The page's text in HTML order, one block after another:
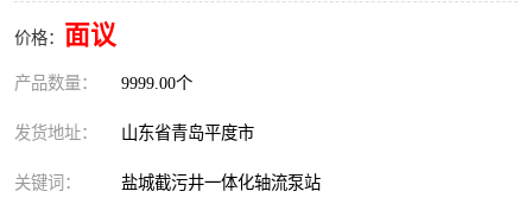
价格： 面议
产品数量： 9999.00个
发货地址： 山东省青岛平度市
关键词： 盐城截污井一体化轴流泵站
水平自清洗格栅
灌溉泵房